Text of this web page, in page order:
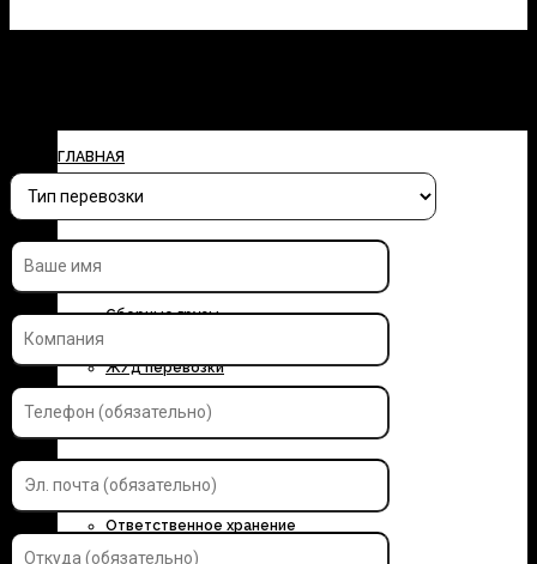
ГЛАВНАЯ
О КОМПАНИИ
УСЛУГИ
Сборные грузы
Ж/д перевозки
Контейнерные перевозки
Автоэкспедирование
Ответственное хранение
стоимость перевозки